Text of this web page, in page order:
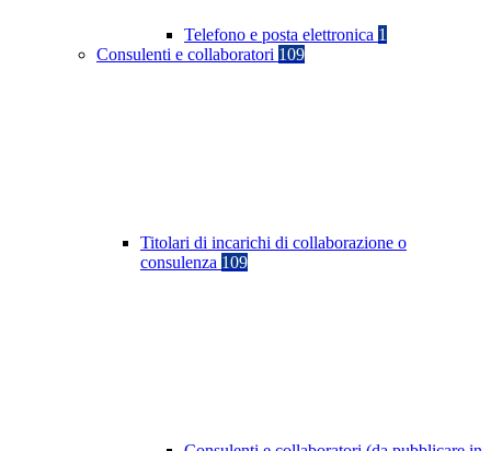
Telefono e posta elettronica 1
Consulenti e collaboratori 109
Titolari di incarichi di collaborazione o
consulenza 109